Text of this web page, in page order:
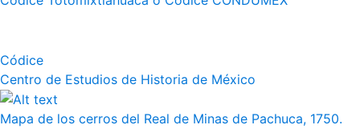
Códice
Centro de Estudios de Historia de México
Mapa de los cerros del Real de Minas de Pachuca, 1750.